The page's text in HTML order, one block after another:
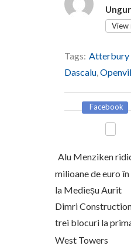
View
Tags: Atterbury
Dascalu
Facebook
Alu Menziken
milioane de euro
la Medieșu Aurit
Dimri
trei blocuri la
West Towers